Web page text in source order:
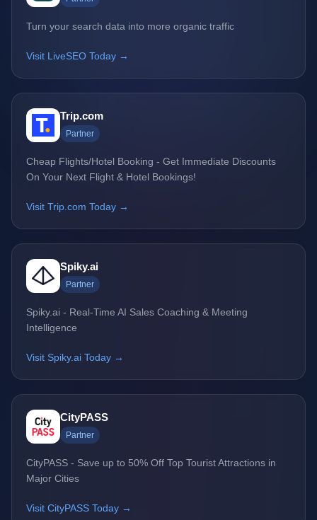
Turn your search data into more organic traffic
Visit LiveSEO Today →
Trip.com
Partner
Cheap Flights/Hotel Booking - Get Immediate Discounts
On Your Next Flight & Hotel Bookings!
Visit Trip.com Today →
Spiky.ai
Partner
Spiky.ai - Real-Time AI Sales Coaching & Meeting
Intelligence
Visit Spiky.ai Today →
CityPASS
Partner
CityPASS - Save up to 50% Off Top Tourist Attractions in
Major Cities
Visit CityPASS Today →